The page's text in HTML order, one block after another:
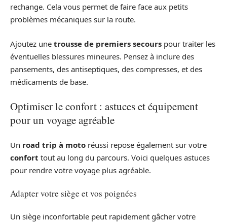
rechange. Cela vous permet de faire face aux petits
problèmes mécaniques sur la route.
Ajoutez une trousse de premiers secours pour traiter les
éventuelles blessures mineures. Pensez à inclure des
pansements, des antiseptiques, des compresses, et des
médicaments de base.
Optimiser le confort : astuces et équipement
pour un voyage agréable
Un road trip à moto réussi repose également sur votre
confort tout au long du parcours. Voici quelques astuces
pour rendre votre voyage plus agréable.
Adapter votre siège et vos poignées
Un siège inconfortable peut rapidement gâcher votre